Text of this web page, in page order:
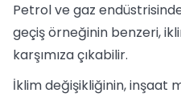
Petrol ve gaz
geçiş örneğinin benzeri,
karşımıza çıkabilir.
İklim değişikliğinin, inşaat